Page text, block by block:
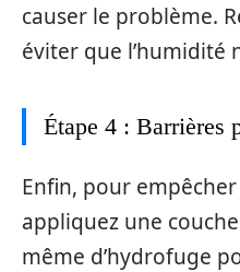
causer le problème.
éviter que l’humidité
Étape 4 : Barrières
Enfin, pour
appliquez une
même d’hydrofuge